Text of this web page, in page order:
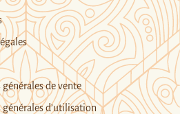
de vente
d’utilisation